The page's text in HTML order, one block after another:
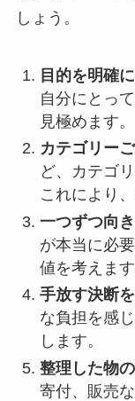
しょう。
目的を明確
自分にとっ
見極めます。
カテゴリー
ど、カテゴ
これにより
一つずつ向
が本当に必
値を考えます
手放す決断
な負担を感
します。
整理した物
寄付、販売